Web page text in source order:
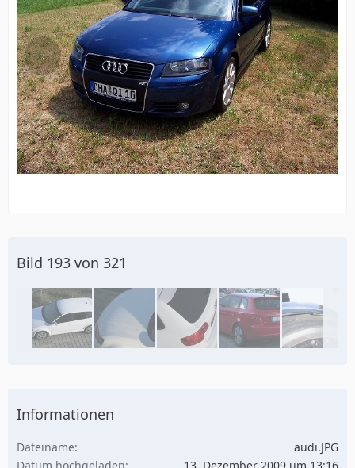
Bild 193 von 321
Informationen
Dateiname
audi.JPG
Datum hochgeladen
13. Dezember 2009 um 13:16